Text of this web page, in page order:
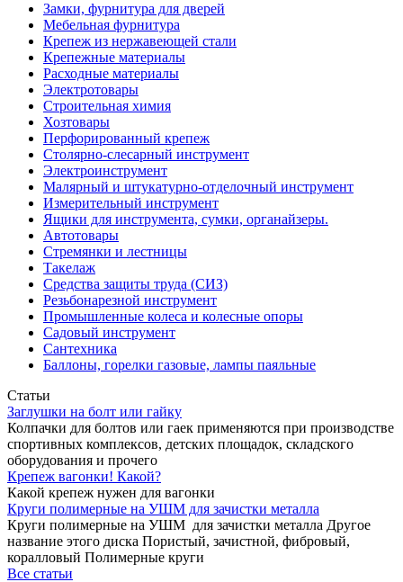
Замки, фурнитура для дверей
Мебельная фурнитура
Крепеж из нержавеющей стали
Крепежные материалы
Расходные материалы
Электротовары
Строительная химия
Хозтовары
Перфорированный крепеж
Столярно-слесарный инструмент
Электроинструмент
Малярный и штукатурно-отделочный инструмент
Измерительный инструмент
Ящики для инструмента, сумки, органайзеры.
Автотовары
Стремянки и лестницы
Такелаж
Средства защиты труда (СИЗ)
Резьбонарезной инструмент
Промышленные колеса и колесные опоры
Садовый инструмент
Сантехника
Баллоны, горелки газовые, лампы паяльные
Статьи
Заглушки на болт или гайку
Колпачки для болтов или гаек применяются при производстве
спортивных комплексов, детских площадок, складского
оборудования и прочего
Крепеж вагонки! Какой?
Какой крепеж нужен для вагонки
Круги полимерные на УШМ для зачистки металла
Круги полимерные на УШМ для зачистки металла Другое
название этого диска Пористый, зачистной, фибровый,
коралловый Полимерные круги
Все статьи